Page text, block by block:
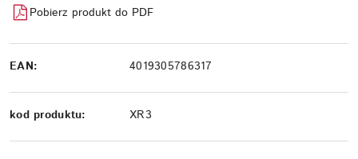
Pobierz produkt do PDF
EAN: 4019305786317
kod produktu: XR3